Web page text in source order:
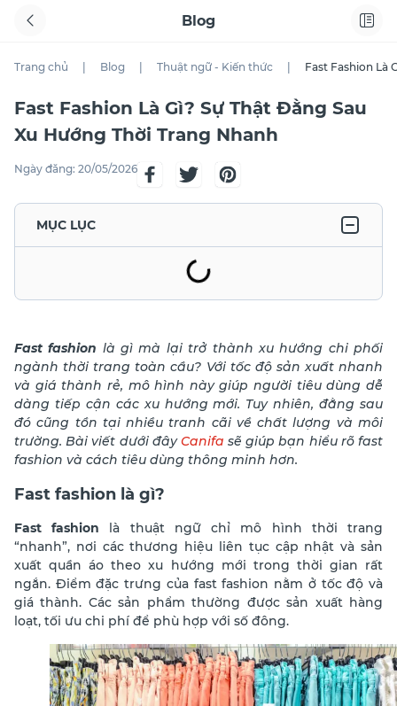
Blog
Trang chủ Blog Thuật ngữ - Kiến thức Fast Fashion Là
Fast Fashion Là Gì? Sự Thật Đằng Sau
Xu Hướng Thời Trang Nhanh
Ngày đăng: 20/05/2026
MỤC LỤC
Fast fashion là gì mà lại trở thành xu hướng chi phối
ngành thời trang toàn cầu? Với tốc độ sản xuất nhanh
và giá thành rẻ, mô hình này giúp người tiêu dùng dễ
dàng tiếp cận các xu hướng mới. Tuy nhiên, đằng sau
đó cũng tồn tại nhiều tranh cãi về chất lượng và môi
trường. Bài viết dưới đâyCanifa sẽ giúp bạn hiểu rõ fast
fashion và cách tiêu dùng thông minh hơn.
Fast fashion là gì?
Fast fashion là thuật ngữ chỉ mô hình thời trang
“nhanh”, nơi các thương hiệu liên tục cập nhật và sản
xuất quần áo theo xu hướng mới trong thời gian rất
ngắn. Điểm đặc trưng của fast fashion nằm ở tốc độ và
giá thành. Các sản phẩm thường được sản xuất hàng
loạt, tối ưu chi phí để phù hợp với số đông.